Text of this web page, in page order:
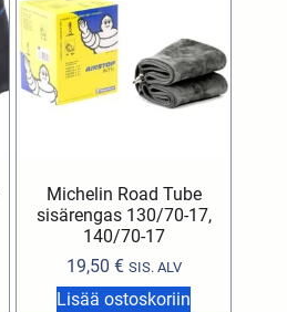
Michelin Road Tube
sisärengas 130/70-17,
140/70-17
19,50 € SIS. ALV
Lisää ostoskoriin